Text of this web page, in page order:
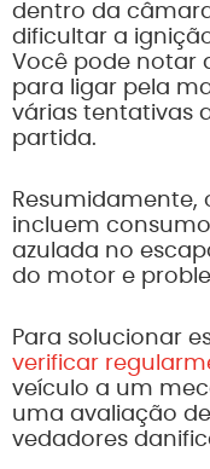
dentro da
dificultar a
Você pode notar
para ligar pela
várias tentativas
partida.
Resumidamente,
incluem
azulada no
do motor e
Para solucionar
verificar
veículo a um
uma avaliação
vedadores